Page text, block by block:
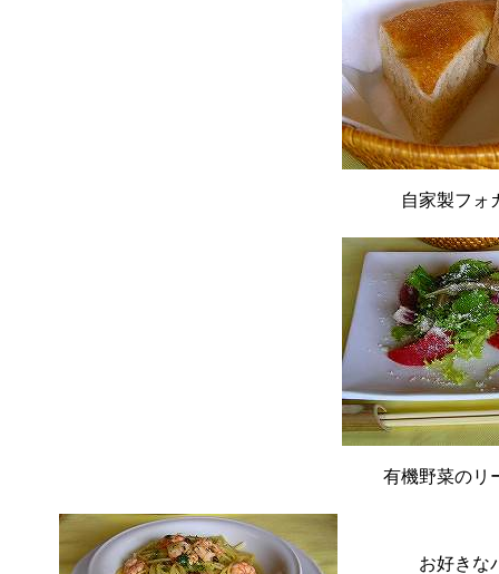
自家製フォ
有機野菜のリ
お好きな